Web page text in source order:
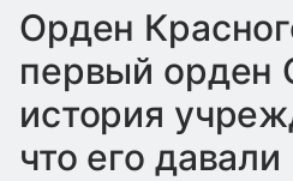
Орден
первый орден
история
что его давали